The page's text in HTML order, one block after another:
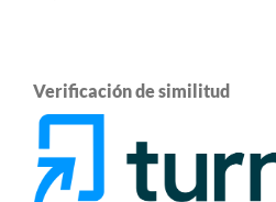
Verificación de similitud